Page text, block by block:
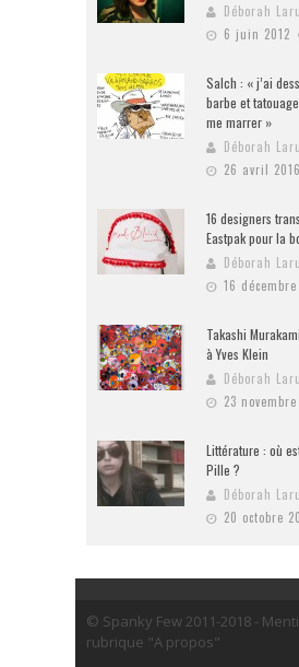
Déborah
6 juin 2012
Salch : « j’ai
barbe et
me marrer »
Déborah
26 avril 2016
16 designers
Eastpak pour la
Déborah
16 décembre
Takashi
à Yves Klein
Déborah
23 novembre
Littérature : où
Pille ?
Déborah
20 octobre
© Spanky Few 2011-2018 -
rubrique "A propos"